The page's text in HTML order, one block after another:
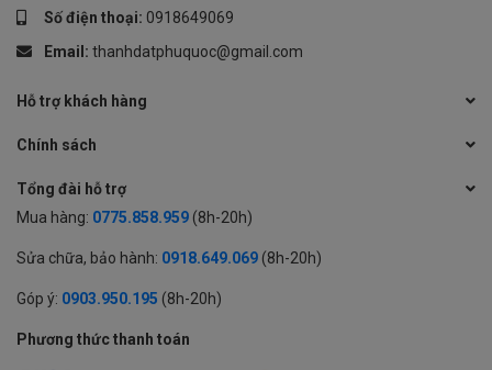
Số điện thoại: 0918649069
Email: thanhdatphuquoc@gmail.com
Hỗ trợ khách hàng
Chính sách
Tổng đài hỗ trợ
Mua hàng: 0775.858.959 (8h-20h)
Sửa chữa, bảo hành: 0918.649.069 (8h-20h)
Góp ý: 0903.950.195 (8h-20h)
Phương thức thanh toán